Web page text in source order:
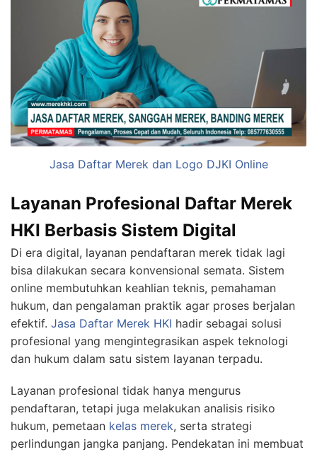
Jasa Daftar Merek dan Logo DJKI Online
Layanan Profesional Daftar Merek
HKI Berbasis Sistem Digital
Di era digital, layanan pendaftaran merek tidak lagi
bisa dilakukan secara konvensional semata. Sistem
online membutuhkan keahlian teknis, pemahaman
hukum, dan pengalaman praktik agar proses berjalan
efektif. Jasa Daftar Merek HKI hadir sebagai solusi
profesional yang mengintegrasikan aspek teknologi
dan hukum dalam satu sistem layanan terpadu.
Layanan profesional tidak hanya mengurus
pendaftaran, tetapi juga melakukan analisis risiko
hukum, pemetaan kelas merek, serta strategi
perlindungan jangka panjang. Pendekatan ini membuat